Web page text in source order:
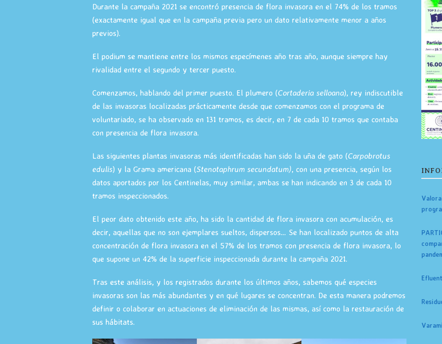
Durante la campaña 2021 se encontró presencia de flora invasora en el 74% de los tramos
(exactamente igual que en la campaña previa pero un dato relativamente menor a años
previos).
El podium se mantiene entre los mismos especímenes año tras año, aunque siempre hay
rivalidad entre el segundo y tercer puesto.
Comenzamos, hablando del primer puesto. El plumero (Cortaderia selloana), rey indiscutible
de las invasoras localizadas prácticamente desde que comenzamos con el programa de
voluntariado, se ha observado en 131 tramos, es decir, en 7 de cada 10 tramos que contaba
con presencia de flora invasora.
Las siguientes plantas invasoras más identificadas han sido la uña de gato (Carpobrotus
edulis) y la Grama americana (Stenotaphrum secundatum), con una presencia, según los
datos aportados por los Centinelas, muy similar, ambas se han indicando en 3 de cada 10
tramos inspeccionados.
El peor dato obtenido este año, ha sido la cantidad de flora invasora con acumulación, es
decir, aquellas que no son ejemplares sueltos, dispersos… Se han localizado puntos de alta
concentración de flora invasora en el 57% de los tramos con presencia de flora invasora, lo
que supone un 42% de la superficie inspeccionada durante la campaña 2021.
Tras este análisis, y los registrados durante los últimos años, sabemos qué especies
invasoras son las más abundantes y en qué lugares se concentran. De esta manera podremos
definir o colaborar en actuaciones de eliminación de las mismas, así como la restauración de
sus hábitats.